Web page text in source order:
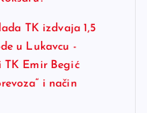
TK izdvaja 1,5
u Lukavcu -
TK Emir Begić
i način